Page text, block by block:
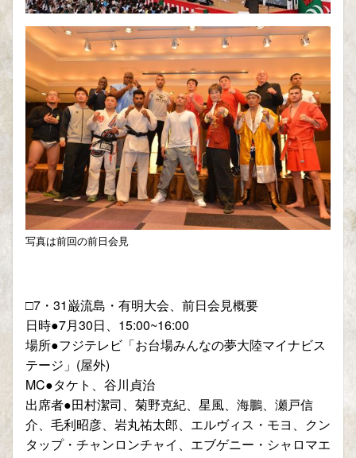
写真は前回の前日会見
□7・31巌流島・有明大会、前日会見概要
日時●7月30日、15:00~16:00
場所●フジテレビ「お台場みんなの夢大陸マイナビス
テージ」(屋外)
MC●タケト、谷川貞治
出席者●田村潔司、菊野克紀、星風、海鵬、瀬戸信
介、毛利昭彦、岩丸祐太郎、エルヴィス・モヨ、クン
タップ・チャンロンチャイ、エブゲニー・シャロマエ